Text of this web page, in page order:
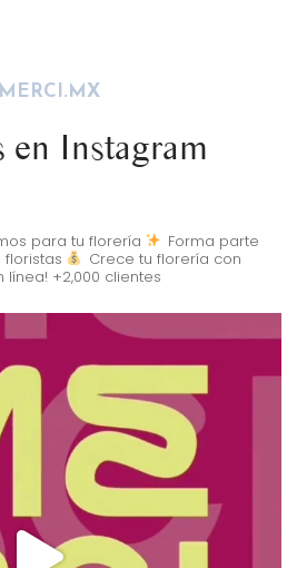
en Instagram
para tu florería
Forma parte
Crece tu florería con
línea! +2,000 clientes